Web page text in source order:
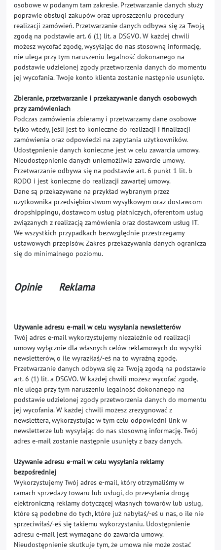
osobowe w podanym tam zakresie. Przetwarzanie danych służy
poprawie obsługi zakupów oraz uproszczeniu procedury
realizacji zamówień. Przetwarzanie danych odbywa się za Twoją
zgodą na podstawie art. 6 (1) lit. a DSGVO. W każdej chwili
możesz wycofać zgodę, wysyłając do nas stosowną informację,
nie ulega przy tym naruszeniu legalność dokonanego na
podstawie udzielonej zgody przetworzenia danych do momentu
jej wycofania. Twoje konto klienta zostanie następnie usunięte.
Zbieranie, przetwarzanie i przekazywanie danych osobowych
przy zamówieniach
Podczas zamówienia zbieramy i przetwarzamy dane osobowe
tylko wtedy, jeśli jest to konieczne do realizacji i finalizacji
zamówienia oraz odpowiedzi na zapytania użytkowników.
Udostępnienie danych konieczne jest w celu zawarcia umowy.
Nieudostępnienie danych uniemożliwia zawarcie umowy.
Przetwarzanie odbywa się na podstawie art. 6 punkt 1 lit. b
RODO i jest konieczne do realizacji zawartej umowy.
Dane są przekazywane na przykład wybranym przez
użytkownika przedsiębiorstwom wysyłkowym oraz dostawcom
dropshippingu, dostawcom usług płatniczych, oferentom usług
związanych z realizacją zamówienia oraz dostawcom usług IT.
We wszystkich przypadkach bezwzględnie przestrzegamy
ustawowych przepisów. Zakres przekazywania danych ogranicza
się do minimalnego poziomu.
Opinie Reklama
Używanie adresu e-mail w celu wysyłania newsletterów
Twój adres e-mail wykorzystujemy niezależnie od realizacji
umowy wyłącznie dla własnych celów reklamowych do wysyłki
newsletterów, o ile wyraziłaś/-eś na to wyraźną zgodę.
Przetwarzanie danych odbywa się za Twoją zgodą na podstawie
art. 6 (1) lit. a DSGVO. W każdej chwili możesz wycofać zgodę,
nie ulega przy tym naruszeniu legalność dokonanego na
podstawie udzielonej zgody przetworzenia danych do momentu
jej wycofania. W każdej chwili możesz zrezygnować z
newslettera, wykorzystując w tym celu odpowiedni link w
newsletterze lub wysyłając do nas stosowną informację. Twój
adres e-mail zostanie następnie usunięty z bazy danych.
Używanie adresu e-mail w celu wysyłania reklamy
bezpośredniej
Wykorzystujemy Twój adres e-mail, który otrzymaliśmy w
ramach sprzedaży towaru lub usługi, do przesyłania drogą
elektroniczną reklamy dotyczącej własnych towarów lub usług,
które są podobne do tych, które już nabyłaś/-eś u nas, o ile nie
sprzeciwiłaś/-eś się takiemu wykorzystaniu. Udostępnienie
adresu e-mail jest wymagane do zawarcia umowy.
Nieudostępnienie skutkuje tym, że umowa nie może zostać